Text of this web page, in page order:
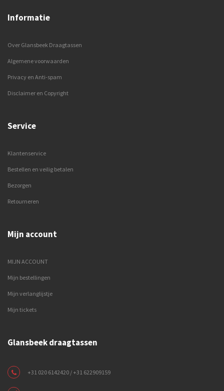
Informatie
Over Glansbeek Draagtassen
Algemene voorwaarden
Privacy en Anti-spam
Disclaimer en Copyright
Service
Klantenservice
Bestellen en veilig betalen
Bezorgen
Retourneren
Mijn account
MIJN ACCOUNT
Mijn bestellingen
Mijn verlanglijstje
Mijn tickets
Glansbeek draagtassen
+31 020 6142420 / +31 622909159